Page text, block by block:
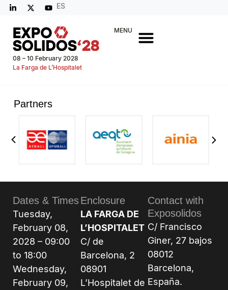
ES
08 – 10 February 2028
La Farga de L’Hospitalet
MENU
Partners
Dates & Times
Tuesday,
February 08,
2028 – 09:00
to 18:00
Wednesday,
February 09,
Enclosure
LA FARGA DE
L’HOSPITALET
C/ de
Barcelona, 2
08901
L’Hospitalet de
Contact with
Exposolidos
C/ Francisco
Giner, 27 bajos
08012
Barcelona,
España.